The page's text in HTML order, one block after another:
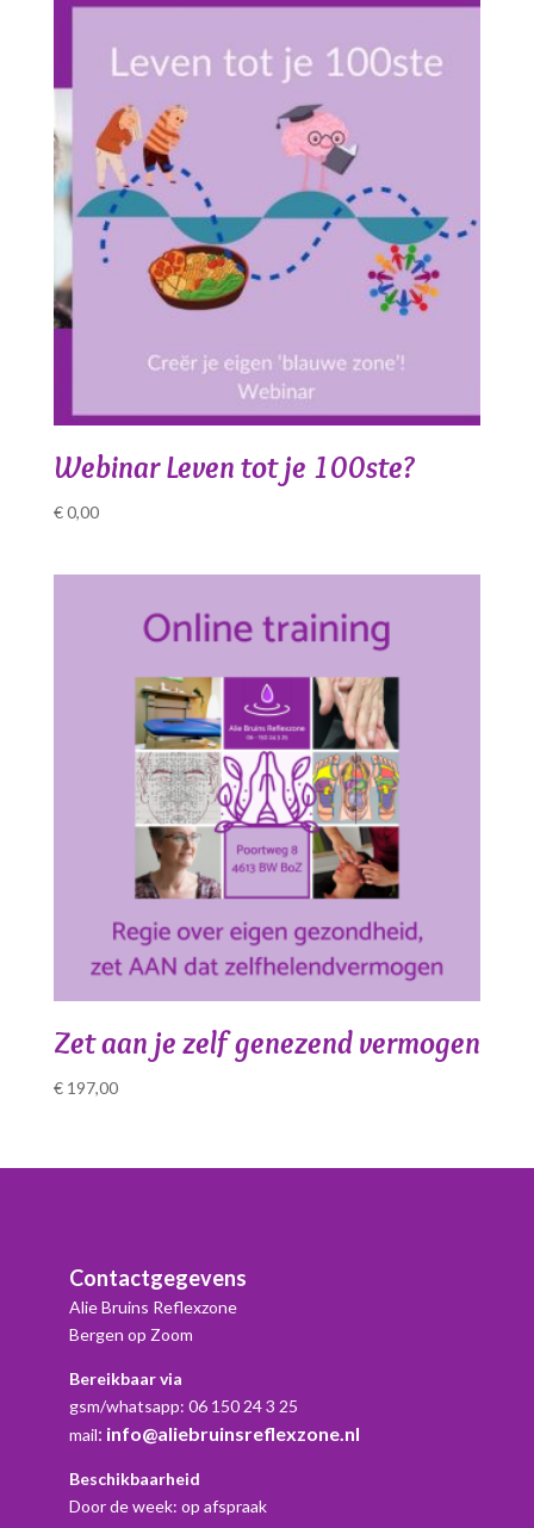
Webinar Leven tot je 100ste?
€0,00
Zet aan je zelf genezend vermogen
€197,00
Contactgegevens
Alie Bruins Reflexzone
Bergen op Zoom
Bereikbaar via
gsm/whatsapp: 06 150 24 3 25
mail: info@aliebruinsreflexzone.nl
Beschikbaarheid
Door de week: op afspraak